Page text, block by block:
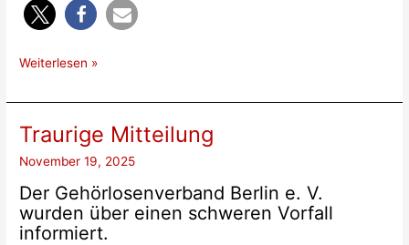
Danksagung
Weiterlesen »
Traurige Mitteilung
November 19, 2025
Der Gehörlosenverband Berlin e. V.
wurden über einen schweren Vorfall
informiert.